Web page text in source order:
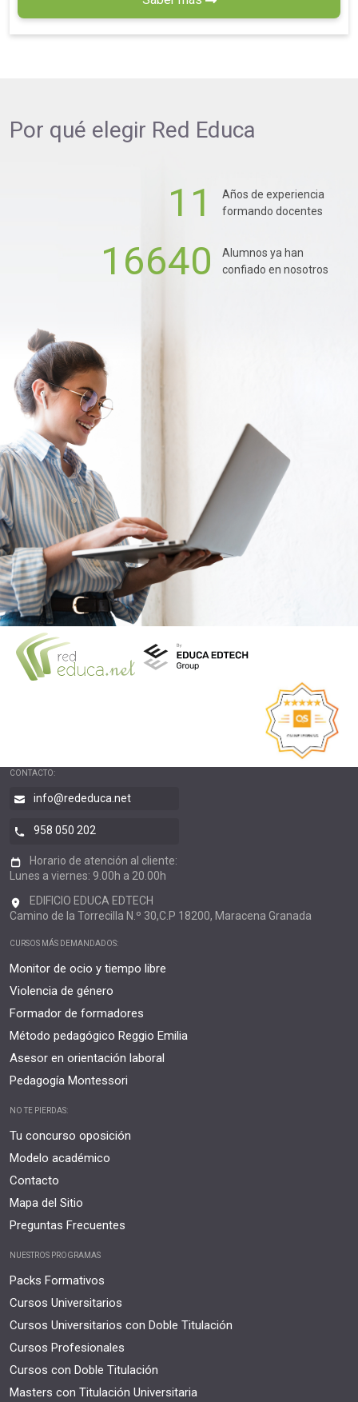
Por qué elegir Red Educa
11
Años de experiencia
formando docentes
16640
Alumnos ya han
confiado en nosotros
CONTACTO:
info@rededuca.net
958 050 202
Horario de atención al cliente:
Lunes a viernes: 9.00h a 20.00h
EDIFICIO EDUCA EDTECH
Camino de la Torrecilla N.º 30,C.P 18200, Maracena Granada
CURSOS MÁS DEMANDADOS:
Monitor de ocio y tiempo libre
Violencia de género
Formador de formadores
Método pedagógico Reggio Emilia
Asesor en orientación laboral
Pedagogía Montessori
NO TE PIERDAS:
Tu concurso oposición
Modelo académico
Contacto
Mapa del Sitio
Preguntas Frecuentes
NUESTROS PROGRAMAS
Packs Formativos
Cursos Universitarios
Cursos Universitarios con Doble Titulación
Cursos Profesionales
Cursos con Doble Titulación
Masters con Titulación Universitaria